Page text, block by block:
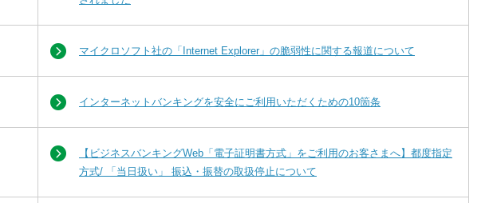
マイクロソフト社の「Internet Explorer」の脆弱性に関する報道について
インターネットバンキングを安全にご利用いただくための10箇条
【ビジネスバンキングWeb「電子証明書方式」をご利用のお客さまへ】都度指定
方式/ 「当日扱い」 振込・振替の取扱停止について